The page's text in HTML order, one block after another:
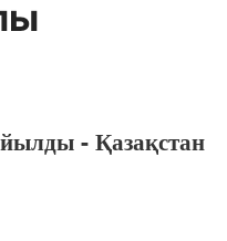
- Қазақстан